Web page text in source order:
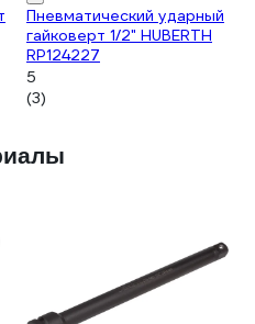
Пневматический ударный
гайковерт 1/2" HUBERTH
RP124227
5
(3)